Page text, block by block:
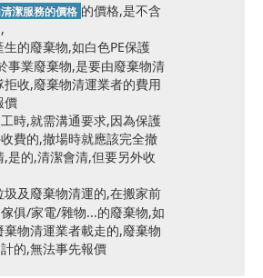
潔服務的價格 的價格,是不含
的廢棄物,如白色PE保護
事業廢棄物,是要由廢棄物清
收,廢棄物清運業者的費用
價
時,就需溝通要求,因為保護
費的,撤場時就應該完全撤
是的,清潔會清,但要另外收
圾及廢棄物清運的,在搬家前
俱/家電/雜物...的廢棄物,如
物清運業者載走的,廢棄物
的,無法事先報價